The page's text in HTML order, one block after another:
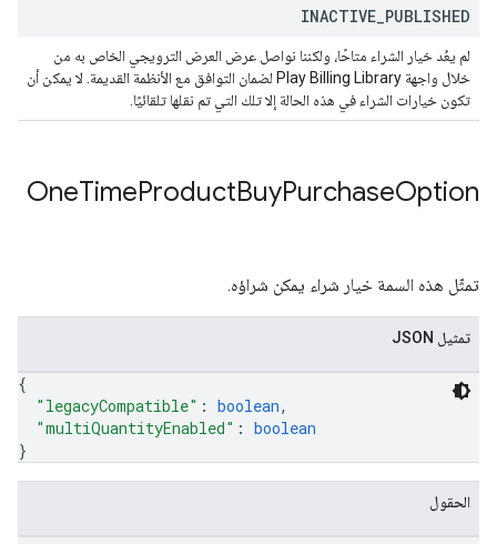
INACTIVE PUBLISHED
لم يعُد خيار الشراء متاحًا، ولكننا نواصل عرض العرض الترويجي الخاص به من
خلال واجهة Play Billing Library لضمان التوافق مع الأنظمة القديمة. لا يمكن أن
تكون خيارات الشراء في هذه الحالة إلا تلك التي تم نقلها تلقائيًا.
OneTimeProductBuyPurchaseOption
تمثّل هذه السمة خيار شراء يمكن شراؤه.
تمثيل JSON
{
"legacyCompatible" : boolean,
"multiQuantityEnabled" : boolean
}
الحقول